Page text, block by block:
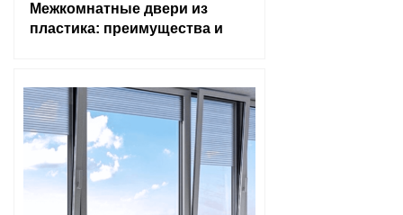
Межкомнатные двери из
пластика: преимущества и